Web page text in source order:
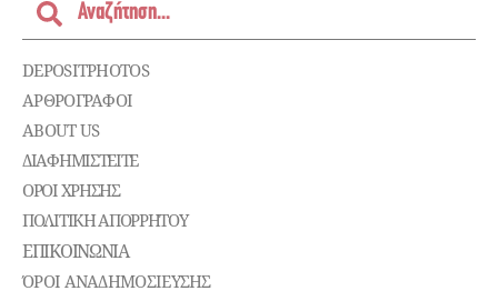
DEPOSITPHOTOS
ΑΡΘΡΟΓΡΑΦΟΙ
ABOUT US
ΔΙΑΦΗΜΙΣΤΕΊΤΕ
ΌΡΟΙ ΧΡΉΣΗΣ
ΠΟΛΙΤΙΚΉ ΑΠΟΡΡΉΤΟΥ
ΕΠΙΚΟΙΝΩΝΊΑ
ΌΡΟΙ ΑΝΑΔΗΜΟΣΙΕΥΣΗΣ